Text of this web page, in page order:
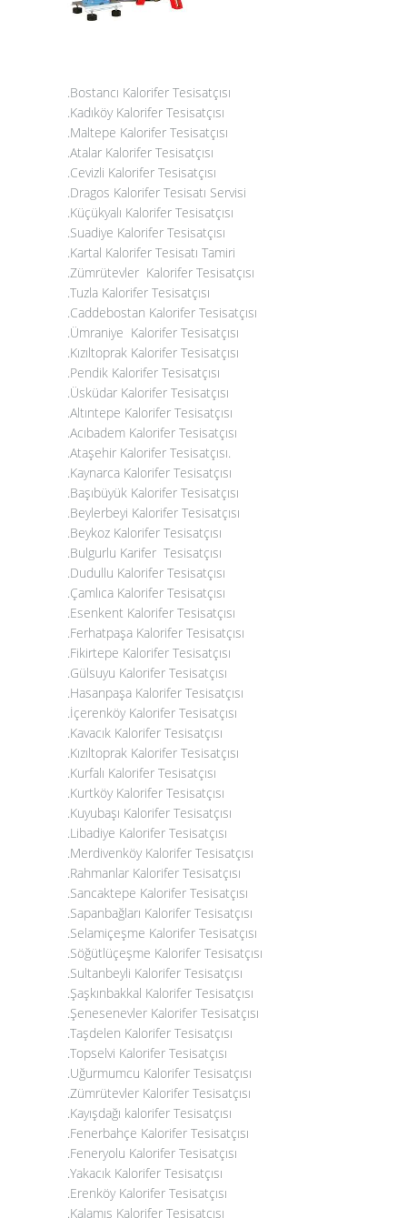
.Bostancı Kalorifer Tesisatçısı
.Kadıköy Kalorifer Tesisatçısı
.Maltepe Kalorifer Tesisatçısı
.Atalar Kalorifer Tesisatçısı
.Cevizli Kalorifer Tesisatçısı
.Dragos Kalorifer Tesisatı Servisi
.Küçükyalı Kalorifer Tesisatçısı
.Suadiye Kalorifer Tesisatçısı
.Kartal Kalorifer Tesisatı Tamiri
.Zümrütevler Kalorifer Tesisatçısı
.Tuzla Kalorifer Tesisatçısı
.Caddebostan Kalorifer Tesisatçısı
.Ümraniye Kalorifer Tesisatçısı
.Kızıltoprak Kalorifer Tesisatçısı
.Pendik Kalorifer Tesisatçısı
.Üsküdar Kalorifer Tesisatçısı
.Altıntepe Kalorifer Tesisatçısı
.Acıbadem Kalorifer Tesisatçısı
.Ataşehir Kalorifer Tesisatçısı.
.Kaynarca Kalorifer Tesisatçısı
.Başıbüyük Kalorifer Tesisatçısı
.Beylerbeyi Kalorifer Tesisatçısı
.Beykoz Kalorifer Tesisatçısı
.Bulgurlu Karifer Tesisatçısı
.Dudullu Kalorifer Tesisatçısı
.Çamlıca Kalorifer Tesisatçısı
.Esenkent Kalorifer Tesisatçısı
.Ferhatpaşa Kalorifer Tesisatçısı
.Fikirtepe Kalorifer Tesisatçısı
.Gülsuyu Kalorifer Tesisatçısı
.Hasanpaşa Kalorifer Tesisatçısı
.İçerenköy Kalorifer Tesisatçısı
.Kavacık Kalorifer Tesisatçısı
.Kızıltoprak Kalorifer Tesisatçısı
.Kurfalı Kalorifer Tesisatçısı
.Kurtköy Kalorifer Tesisatçısı
.Kuyubaşı Kalorifer Tesisatçısı
.Libadiye Kalorifer Tesisatçısı
.Merdivenköy Kalorifer Tesisatçısı
.Rahmanlar Kalorifer Tesisatçısı
.Sancaktepe Kalorifer Tesisatçısı
.Sapanbağları Kalorifer Tesisatçısı
.Selamiçeşme Kalorifer Tesisatçısı
.Söğütlüçeşme Kalorifer Tesisatçısı
.Sultanbeyli Kalorifer Tesisatçısı
.Şaşkınbakkal Kalorifer Tesisatçısı
.Şenesenevler Kalorifer Tesisatçısı
.Taşdelen Kalorifer Tesisatçısı
.Topselvi Kalorifer Tesisatçısı
.Uğurmumcu Kalorifer Tesisatçısı
.Zümrütevler Kalorifer Tesisatçısı
.Kayışdağı kalorifer Tesisatçısı
.Fenerbahçe Kalorifer Tesisatçısı
.Feneryolu Kalorifer Tesisatçısı
.Yakacık Kalorifer Tesisatçısı
.Erenköy Kalorifer Tesisatçısı
.Kalamış Kalorifer Tesisatçısı